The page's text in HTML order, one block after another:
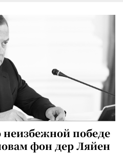
неизбежной победе
фон дер Ляйен